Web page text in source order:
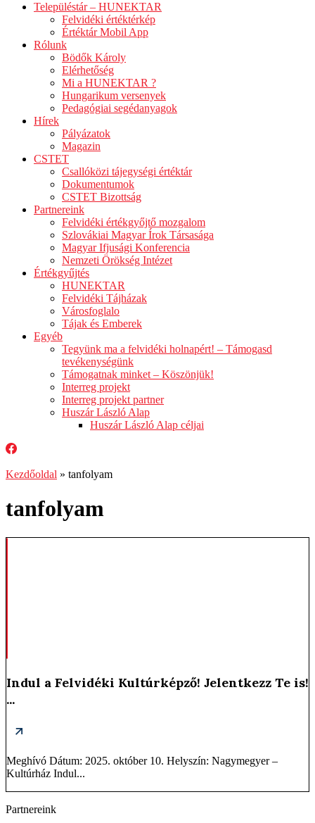
Településtár – HUNEKTAR
Felvidéki értéktérkép
Értéktár Mobil App
Rólunk
Bödők Károly
Elérhetőség
Mi a HUNEKTAR ?
Hungarikum versenyek
Pedagógiai segédanyagok
Hírek
Pályázatok
Magazin
CSTET
Csallóközi tájegységi értéktár
Dokumentumok
CSTET Bizottság
Partnereink
Felvidéki értékgyőjtő mozgalom
Szlovákiai Magyar Írok Társasága
Magyar Ifjusági Konferencia
Nemzeti Örökség Intézet
Értékgyűjtés
HUNEKTAR
Felvidéki Tájházak
Városfoglalo
Tájak és Emberek
Egyéb
Tegyünk ma a felvidéki holnapért! – Támogasd
tevékenységünk
Támogatnak minket – Köszönjük!
Interreg projekt
Interreg projekt partner
Huszár László Alap
Huszár László Alap céljai
Kezdőoldal » tanfolyam
tanfolyam
Indul a Felvidéki Kultúrképző! Jelentkezz Te is!
...
Meghívó Dátum: 2025. október 10. Helyszín: Nagymegyer –
Kultúrház Indul...
Partnereink